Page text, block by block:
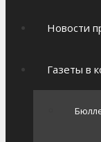
Новости
Газеты в